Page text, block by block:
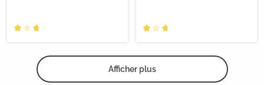
Afficher plus